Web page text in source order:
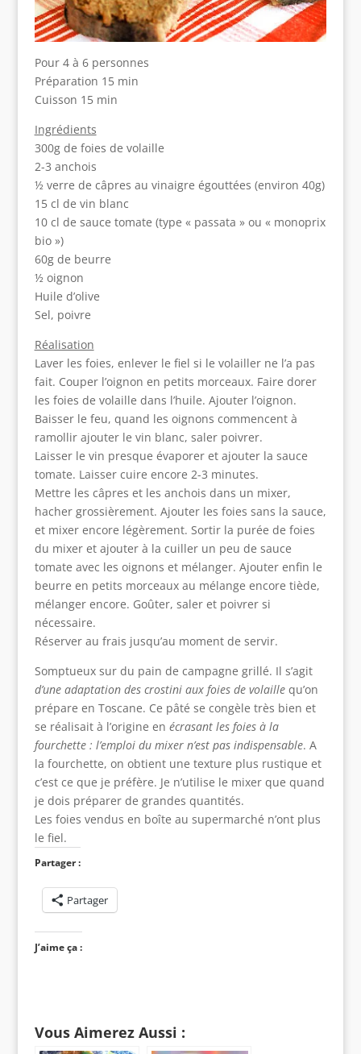
Pour 4 à 6 personnes
Préparation 15 min
Cuisson 15 min
Ingrédients
300g de foies de volaille
2-3 anchois
½ verre de câpres au vinaigre égouttées (environ 40g)
15 cl de vin blanc
10 cl de sauce tomate (type « passata » ou « monoprix
bio »)
60g de beurre
½ oignon
Huile d’olive
Sel, poivre
Réalisation
Laver les foies, enlever le fiel si le volailler ne l’a pas
fait. Couper l’oignon en petits morceaux. Faire dorer
les foies de volaille dans l’huile. Ajouter l’oignon.
Baisser le feu, quand les oignons commencent à
ramollir ajouter le vin blanc, saler poivrer.
Laisser le vin presque évaporer et ajouter la sauce
tomate. Laisser cuire encore 2-3 minutes.
Mettre les câpres et les anchois dans un mixer,
hacher grossièrement. Ajouter les foies sans la sauce,
et mixer encore légèrement. Sortir la purée de foies
du mixer et ajouter à la cuiller un peu de sauce
tomate avec les oignons et mélanger. Ajouter enfin le
beurre en petits morceaux au mélange encore tiède,
mélanger encore. Goûter, saler et poivrer si
nécessaire.
Réserver au frais jusqu’au moment de servir.
Somptueux sur du pain de campagne grillé. Il s’agit
d’une adaptation des crostini aux foies de volaillequ’on
prépare en Toscane. Ce pâté se congèle très bien et
se réalisait à l’origine en écrasant les foies à la
fourchette : l’emploi du mixer n’est pas indispensable. A
la fourchette, on obtient une texture plus rustique et
c’est ce que je préfère. Je n’utilise le mixer que quand
je dois préparer de grandes quantités.
Les foies vendus en boîte au supermarché n’ont plus
le fiel.
Partager :
Partager
J’aime ça :
Vous Aimerez Aussi :